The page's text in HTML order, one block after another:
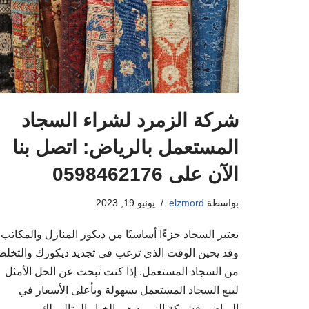
شركة الزمرد لشراء السجاد
المستعمل بالرياض: اتصل بنا
الآن على 0598462176
بواسطة elzmord يونيو 19, 2023
يعتبر السجاد جزءًا أساسيًا من ديكور المنازل
وقد يحين الوقت الذي ترغب في تجديد ديكورك
من السجاد المستعمل. إذا كنت تبحث عن الحل الأمثل
لبيع السجاد المستعمل بسهولة وبأعلى الأسعار في